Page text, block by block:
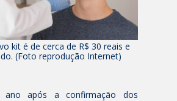
kit é de cerca de R$ 30 reais e
(Foto reprodução Internet)
após a confirmação dos